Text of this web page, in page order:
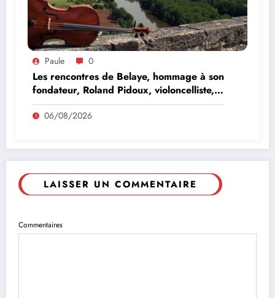
Paule 0
Les rencontres de Belaye, hommage à son
fondateur, Roland Pidoux, violoncelliste,
le vendredi 07 août 2026
06/08/2026
LAISSER UN COMMENTAIRE
Commentaires